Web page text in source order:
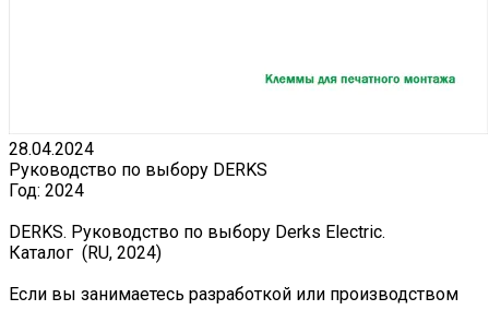
28.04.2024
Руководство по выбору DERKS
Год: 2024
DERKS. Руководство по выбору Derks Electric.
Каталог (RU, 2024)
Если вы занимаетесь разработкой или производством